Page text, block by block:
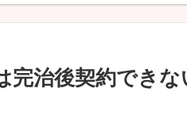
完治後契約でき